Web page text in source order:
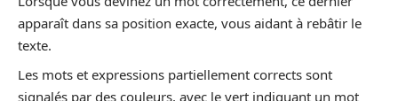
apparaît dans sa position exacte, vous aidant à rebâtir le
texte.
Les mots et expressions partiellement corrects sont
signalés par des couleurs, avec le vert indiquant un mot